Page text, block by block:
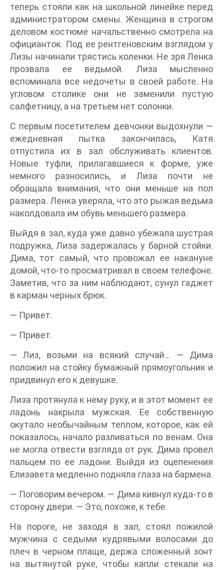
теперь стояли как на школьной линейке перед
администратором смены. Женщина в строгом
деловом костюме начальственно смотрела на
официанток. Под ее рентгеновским взглядом у
Лизы начинали трястись коленки. Не зря Ленка
прозвала ее ведьмой. Лиза мысленно
вспоминала все недочеты в своей работе. На
угловом столике они не заменили пустую
салфетницу, а на третьем нет солонки.
С первым посетителем девчонки выдохнули —
ежедневная пытка закончилась, Катя
отпустила их в зал обслуживать клиентов.
Новые туфли, прилагавшиеся к форме, уже
немного разносились, и Лиза почти не
обращала внимания, что они меньше на пол
размера. Ленка уверяла, что это рыжая ведьма
наколдовала им обувь меньшего размера.
Выйдя в зал, куда уже давно убежала шустрая
подружка, Лиза задержалась у барной стойки.
Дима, тот самый, что провожал ее накануне
домой, что-то просматривал в своем телефоне.
Заметив, что за ним наблюдают, сунул гаджет
в карман черных брюк.
— Привет.
— Привет.
— Лиз, возьми на всякий случай… — Дима
положил на стойку бумажный прямоугольник и
придвинул его к девушке.
Лиза протянула к нему руку, и в этот момент ее
ладонь накрыла мужская. Ее собственную
окутало необычайным теплом, которое, как ей
показалось, начало разливаться по венам. Она
не могла отвести взгляда от рук. Дима провел
пальцем по ее ладони. Выйдя из оцепенения
Елизавета медленно подняла глаза на бармена.
— Поговорим вечером. — Дима кивнул куда-то в
сторону двери. — Это, похоже, к тебе.
На пороге, не заходя в зал, стоял пожилой
мужчина с седыми кудрявыми волосами до
плеч в черном плаще, держа сложенный зонт
на вытянутой руке, чтобы капли стекали на